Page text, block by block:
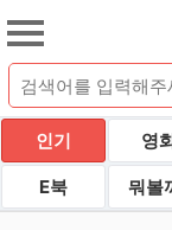
인기 영
E북 뭐볼